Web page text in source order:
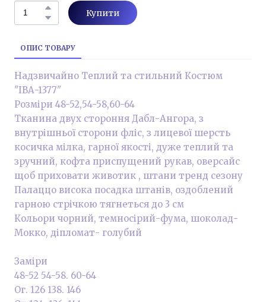
Купити
ОПИС ТОВАРУ
Надзвичайно Теплий та стильний Костюм
"ІВА-1377"
Розміри 48-52,54-58,60-64
Тканина двух стороння Дабл-Ангора, з
внутрішньої сторони фліс, з лицевої шерсть
косичка мілка, гарної якості, дуже теплий та
зручний, кофта приспущений рукав, оверсайс
щоб приховати животик , штани тренд сезону
Палаццо висока посадка штанів, оздоблений
гарною стрічкою тягнеться до 3 см
Кольори чорний, темносірий-фума, шоколад-
Мокко, діпломат- голубий
Заміри
48-52 54-58. 60-64
Ог. 126 138. 146